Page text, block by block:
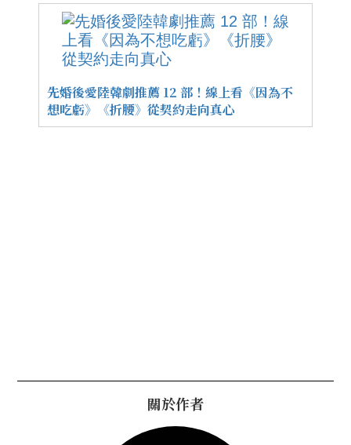
先婚後愛陸韓劇推薦 12 部！線上看《因為不
想吃虧》《折腰》從契約走向真心
關於作者